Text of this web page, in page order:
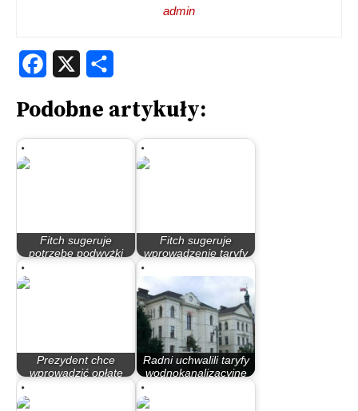
admin
Facebook
Podobne artykuły:
Fitch sugeruje
potrzebę podwyżki
Fitch sugeruje
wprowadzenie taryfy
Prezydent chce
wprowadzić opłatę
Radni uchwalili taryfy
wodnokanalizacyjne